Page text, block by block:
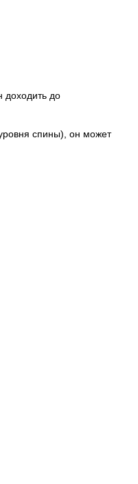
доходить до
спины), он может